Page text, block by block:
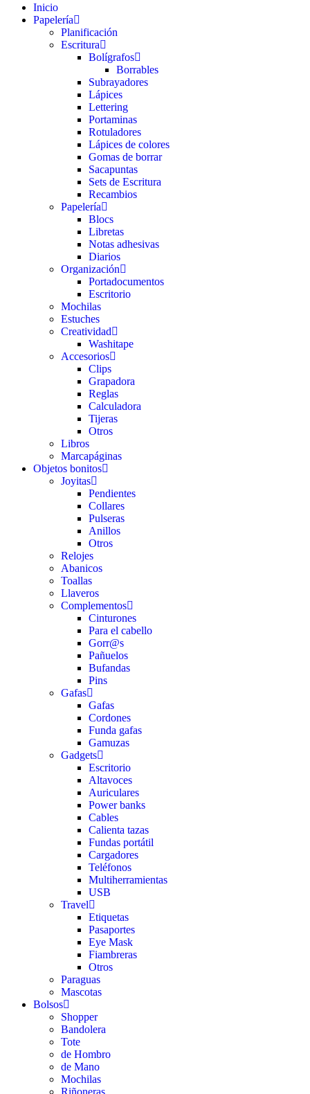
Inicio
Papelería
Planificación
Escritura
Bolígrafos
Borrables
Subrayadores
Lápices
Lettering
Portaminas
Rotuladores
Lápices de colores
Gomas de borrar
Sacapuntas
Sets de Escritura
Recambios
Papelería
Blocs
Libretas
Notas adhesivas
Diarios
Organización
Portadocumentos
Escritorio
Mochilas
Estuches
Creatividad
Washitape
Accesorios
Clips
Grapadora
Reglas
Calculadora
Tijeras
Otros
Libros
Marcapáginas
Objetos bonitos
Joyitas
Pendientes
Collares
Pulseras
Anillos
Otros
Relojes
Abanicos
Toallas
Llaveros
Complementos
Cinturones
Para el cabello
Gorr@s
Pañuelos
Bufandas
Pins
Gafas
Gafas
Cordones
Funda gafas
Gamuzas
Gadgets
Escritorio
Altavoces
Auriculares
Power banks
Cables
Calienta tazas
Fundas portátil
Cargadores
Teléfonos
Multiherramientas
USB
Travel
Etiquetas
Pasaportes
Eye Mask
Fiambreras
Otros
Paraguas
Mascotas
Bolsos
Shopper
Bandolera
Tote
de Hombro
de Mano
Mochilas
Riñoneras